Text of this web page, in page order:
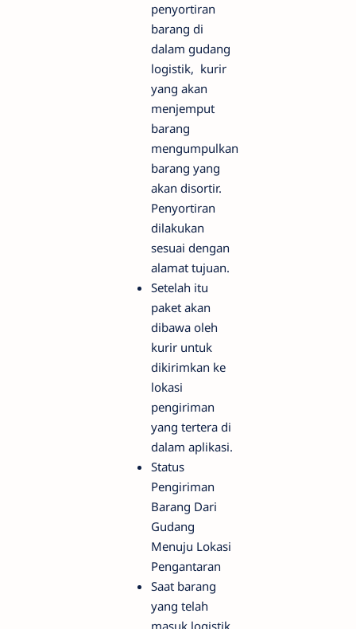
penyortiran
barang di
dalam gudang
logistik, kurir
yang akan
menjemput
barang
mengumpulkan
barang yang
akan disortir.
Penyortiran
dilakukan
sesuai dengan
alamat tujuan.
Setelah itu
paket akan
dibawa oleh
kurir untuk
dikirimkan ke
lokasi
pengiriman
yang tertera di
dalam aplikasi.
Status
Pengiriman
Barang Dari
Gudang
Menuju Lokasi
Pengantaran
Saat barang
yang telah